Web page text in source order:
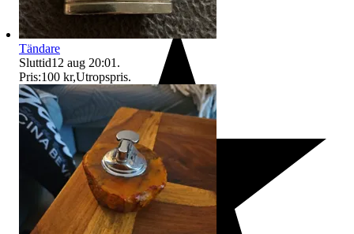
Tändare
Sluttid12 aug 20:01 .
Pris:100 kr,Utropspris.